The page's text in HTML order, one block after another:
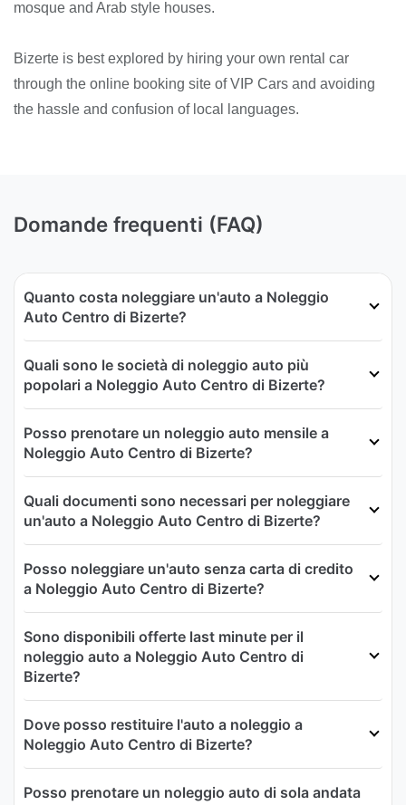
mosque and Arab style houses.
Bizerte is best explored by hiring your own rental car
through the online booking site of VIP Cars and avoiding
the hassle and confusion of local languages.
Domande frequenti (FAQ)
Quanto costa noleggiare un'auto a Noleggio
Auto Centro di Bizerte?
Quali sono le società di noleggio auto più
popolari a Noleggio Auto Centro di Bizerte?
Posso prenotare un noleggio auto mensile a
Noleggio Auto Centro di Bizerte?
Quali documenti sono necessari per noleggiare
un'auto a Noleggio Auto Centro di Bizerte?
Posso noleggiare un'auto senza carta di credito
a Noleggio Auto Centro di Bizerte?
Sono disponibili offerte last minute per il
noleggio auto a Noleggio Auto Centro di
Bizerte?
Dove posso restituire l'auto a noleggio a
Noleggio Auto Centro di Bizerte?
Posso prenotare un noleggio auto di sola andata